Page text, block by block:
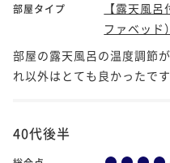
部屋タイプ
【露天風
ファベッド）
部屋の露天風呂の温度調節
れ以外はとても良かったです
40代後半